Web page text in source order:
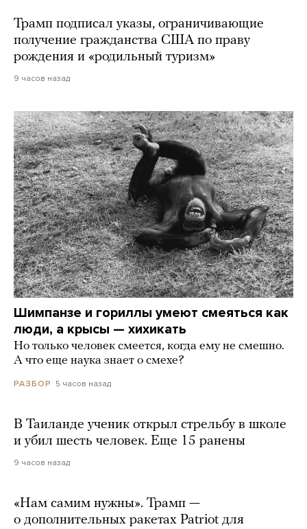
Трамп подписал указы, ограничивающие
получение гражданства США по праву
рождения и «родильный туризм»
9 часов назад
Шимпанзе и гориллы умеют смеяться как
люди, а крысы — хихикать
Но только человек смеется, когда ему не смешно.
А что еще наука знает о смехе?
РАЗБОР 5 часов назад
В Таиланде ученик открыл стрельбу в школе
и убил шесть человек. Еще 15 ранены
9 часов назад
«Нам самим нужны». Трамп —
о дополнительных ракетах Patriot для